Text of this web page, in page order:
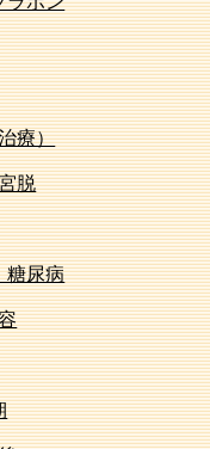
療）
脱
糖尿病